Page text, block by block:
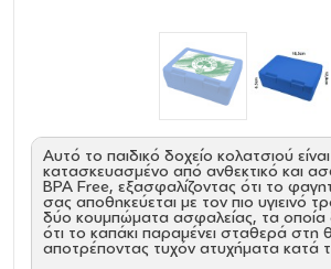
Αυτό το παιδικό δοχείο κολατσιού είναι
κατασκευασμένο από ανθεκτικό και
BPA Free, εξασφαλίζοντας ότι το
σας αποθηκεύεται με τον πιο υγιεινό
δύο κουμπώματα ασφαλείας, τα οποία
ότι το καπάκι παραμένει σταθερά στη
αποτρέποντας τυχόν ατυχήματα κατά